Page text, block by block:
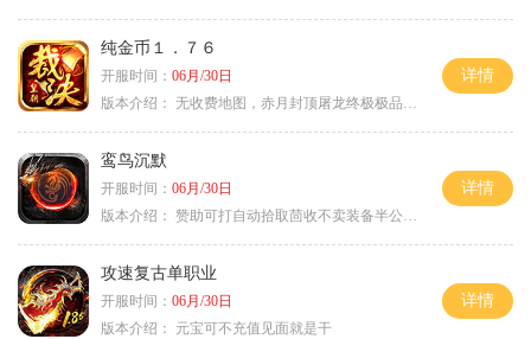
纯金币１．７６
开服时间： 06月/30日
版本介绍： 无收费地图，赤月封顶屠龙终极极品＋６
详情
鸾鸟沉默
开服时间： 06月/30日
版本介绍： 赞助可打自动拾取茴收不卖装备半公益服
详情
攻速复古单职业
开服时间： 06月/30日
版本介绍：
元宝可不充值见面就是干
详情